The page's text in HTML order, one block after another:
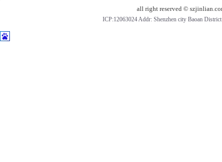
all right reserved ©
ICP:12063024 Addr: Shenzhen city Baoan